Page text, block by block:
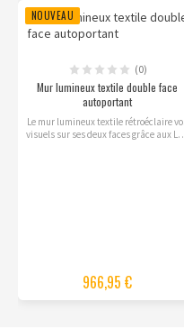
NOUVEAU
(0)
Mur lumineux textile double face
autoportant
Le mur lumineux textile rétroéclaire
visuels sur ses deux faces grâce aux
966,95 €